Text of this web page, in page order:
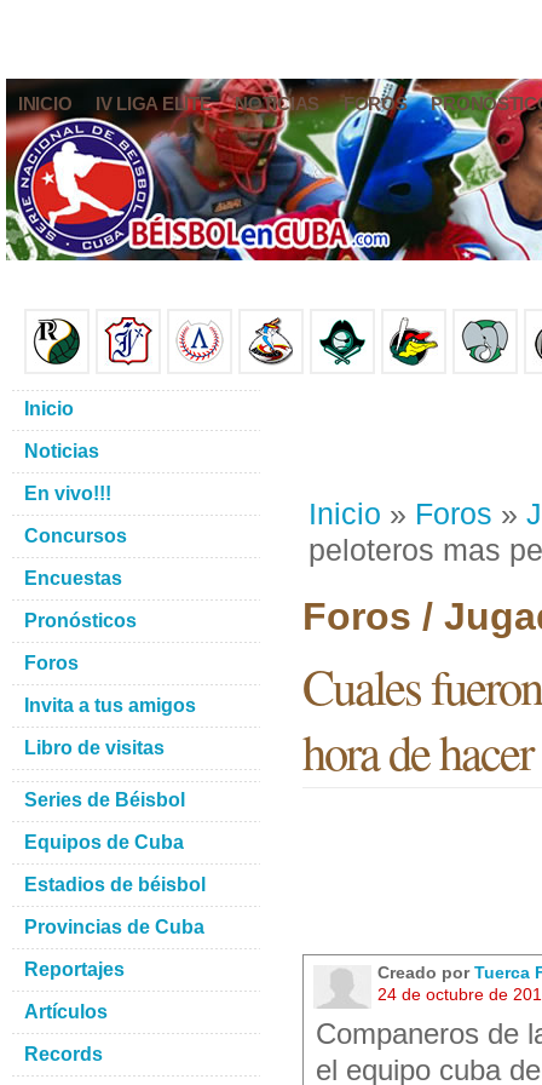
INICIO IV LIGA ELITE NOTICIAS FOROS
Inicio » Foros »
peloteros mas
Foros /
Cuales
hora de
Creado porTuerca
24 de octubre de
Companeros de
el equipo cuba
Inicio
Noticias
En vivo!!!
Concursos
Encuestas
Pronósticos
Foros
Invita a tus amigos
Libro de visitas
Series de Béisbol
Equipos de Cuba
Estadios de béisbol
Provincias de Cuba
Reportajes
Artículos
Records